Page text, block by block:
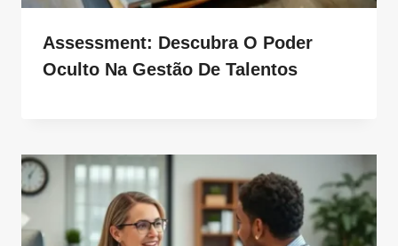
Assessment: Descubra O Poder
Oculto Na Gestão De Talentos